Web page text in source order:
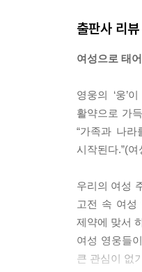
만약 『장화
대상은 오직,
차별과 학대
공이 학대당
---
에 사정옥이
씨 가문을 위
이 소설은, 현
이라도 남성
--- p.144
출판사 리뷰
여성으로 태
영웅의 ‘웅’
활약으로 가
“가족과 나
시작된다.”(
우리의 여성
고전 속 여성
제약에 맞서
여성 영웅들
큰 관심이 없